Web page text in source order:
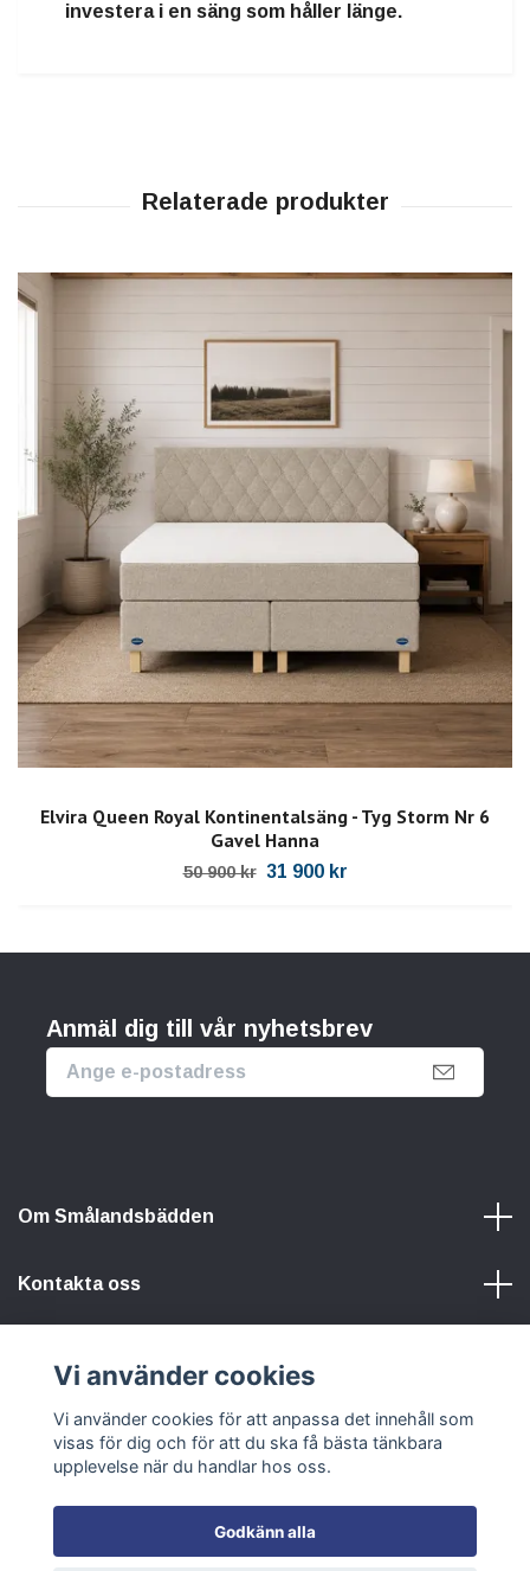
investera i en säng som håller länge.
Elvira Queen Royal Kontinentalsäng - Tyg Storm Nr 6
Gavel Hanna
50 900 kr 31 900 kr
Anmäl dig till vår nyhetsbrev
Om Smålandsbädden
Kontakta oss
Sociala medier
Vi använder cookies
Vi använder cookies för att anpassa det innehåll som
visas för dig och för att du ska få bästa tänkbara
upplevelse när du handlar hos oss.
Godkänn alla